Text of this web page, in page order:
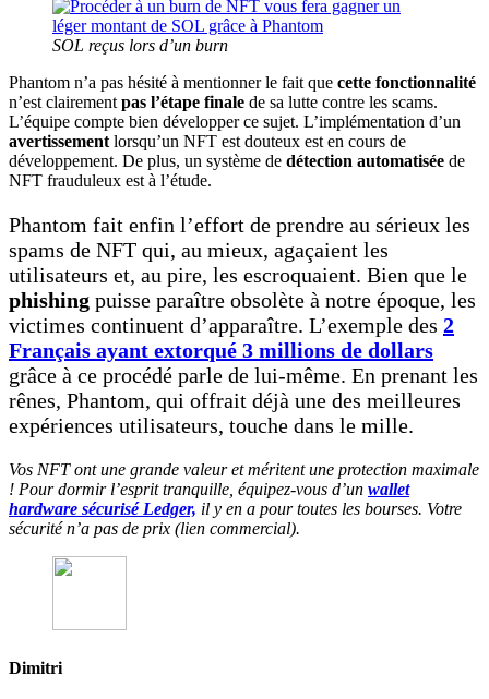
SOL reçus lors d’un burn
Phantom n’a pas hésité à mentionner le fait que cette fonctionnalité
n’est clairement pas l’étape finale de sa lutte contre les scams.
L’équipe compte bien développer ce sujet. L’implémentation d’un
avertissement lorsqu’un NFT est douteux est en cours de
développement. De plus, un système de détection automatisée de
NFT frauduleux est à l’étude.
Phantom fait enfin l’effort de prendre au sérieux les
spams de NFT qui, au mieux, agaçaient les
utilisateurs et, au pire, les escroquaient. Bien que le
phishing puisse paraître obsolète à notre époque, les
victimes continuent d’apparaître. L’exemple des 2
Français ayant extorqué 3 millions de dollars
grâce à ce procédé parle de lui-même. En prenant les
rênes, Phantom, qui offrait déjà une des meilleures
expériences utilisateurs, touche dans le mille.
Vos NFT ont une grande valeur et méritent une protection maximale
! Pour dormir l’esprit tranquille, équipez-vous d’un wallet
hardware sécurisé Ledger, il y en a pour toutes les bourses. Votre
sécurité n’a pas de prix (lien commercial).
Dimitri